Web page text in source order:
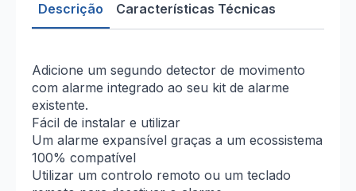
Descrição Características Técnicas
Adicione um segundo detector de movimento
com alarme integrado ao seu kit de alarme
existente.
Fácil de instalar e utilizar
Um alarme expansível graças a um ecossistema
100% compatível
Utilizar um controlo remoto ou um teclado